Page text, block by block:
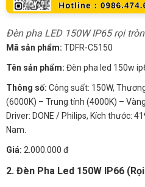
Đèn pha LED 150W IP65 rọi
Mã sản phẩm: TDFR-C5150
Tên sản phẩm: Đèn pha led 150w
Thông số: Công suất: 150W,
(6000K) – Trung tính (4000K) –
Driver: DONE / Philips, Kích thước:
Nam.
Giá: 2.000.000 đ
2. Đèn Pha Led 150W IP66